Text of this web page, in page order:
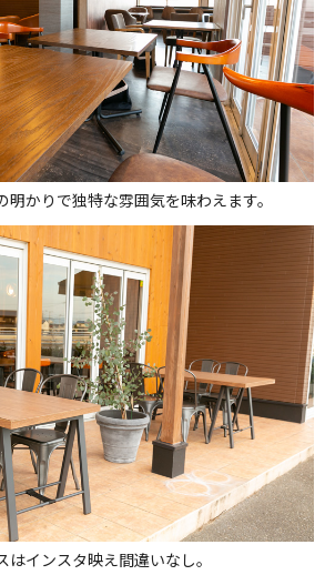
かりで独特な雰囲気を味わえます。
インスタ映え間違いなし。